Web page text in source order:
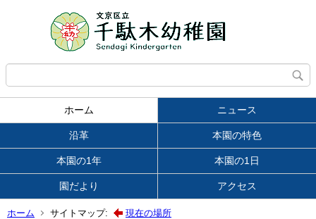
ホーム ニュース
沿革 本園の特色
本園の1年 本園の1日
園だより アクセス
ホーム サイトマップ: 現在の場所